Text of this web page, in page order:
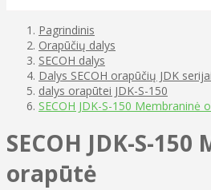
Pagrindinis
Orapūčių dalys
SECOH dalys
Dalys SECOH orapūčių JDK serijai
dalys orapūtei JDK-S-150
SECOH JDK-S-150 Membraninė
SECOH JDK-S-
orapūtė